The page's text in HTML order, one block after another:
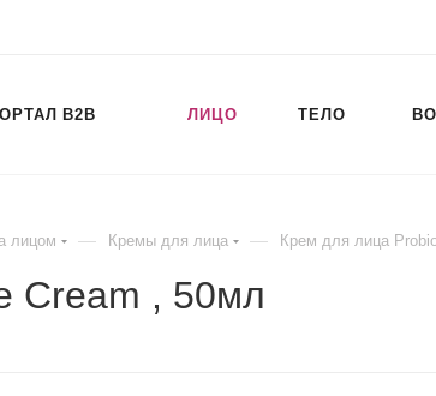
B2B ЛИЦО ТЕЛО
лицом — Кремы для лица — Крем для лица
Cream , 50мл